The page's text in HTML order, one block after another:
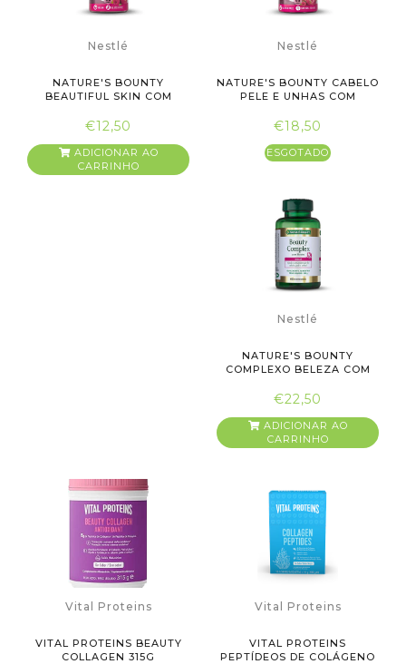
Nestlé
NATURE'S BOUNTY
BEAUTIFUL SKIN COM
€12,50
ADICIONAR AO
CARRINHO
Nestlé
NATURE'S BOUNTY CABELO
PELE E UNHAS COM
€18,50
ESGOTADO
Nestlé
NATURE'S BOUNTY
COMPLEXO BELEZA COM
€22,50
ADICIONAR AO
CARRINHO
Vital Proteins
VITAL PROTEINS BEAUTY
COLLAGEN 315G
Vital Proteins
VITAL PROTEINS
PEPTÍDEOS DE COLÁGENO